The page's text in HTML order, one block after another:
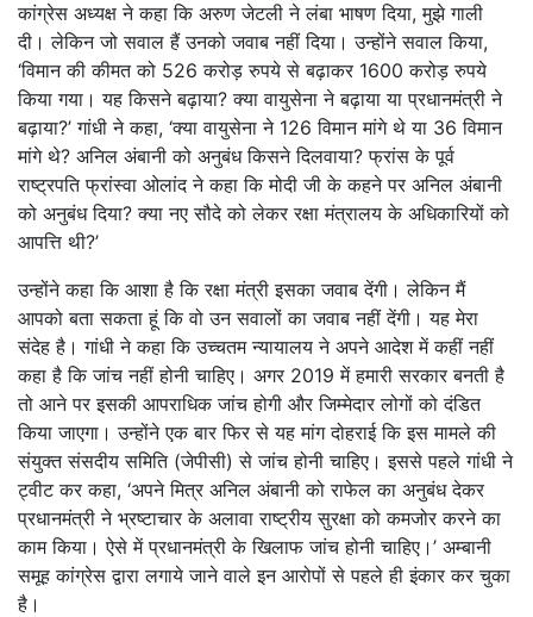
कांग्रेस अध्यक्ष ने कहा कि अरुण जेटली ने लंबा भाषण दिया, मुझे गाली
दी। लेकिन जो सवाल हैं उनको जवाब नहीं दिया। उन्होंने सवाल किया,
‘विमान की कीमत को 526 करोड़ रुपये से बढ़ाकर 1600 करोड़ रुपये
किया गया। यह किसने बढ़ाया? क्या वायुसेना ने बढ़ाया या प्रधानमंत्री ने
बढ़ाया?’ गांधी ने कहा, ‘क्या वायुसेना ने 126 विमान मांगे थे या 36 विमान
मांगे थे? अनिल अंबानी को अनुबंध किसने दिलवाया? फ्रांस के पूर्व
राष्ट्रपति फ्रांस्वा ओलांद ने कहा कि मोदी जी के कहने पर अनिल अंबानी
को अनुबंध दिया? क्या नए सौदे को लेकर रक्षा मंत्रालय के अधिकारियों को
आपत्ति थी?’
उन्होंने कहा कि आशा है कि रक्षा मंत्री इसका जवाब देंगी। लेकिन मैं
आपको बता सकता हूं कि वो उन सवालों का जवाब नहीं देंगी। यह मेरा
संदेह है। गांधी ने कहा कि उच्चतम न्यायालय ने अपने आदेश में कहीं नहीं
कहा है कि जांच नहीं होनी चाहिए। अगर 2019 में हमारी सरकार बनती है
तो आने पर इसकी आपराधिक जांच होगी और जिम्मेदार लोगों को दंडित
किया जाएगा। उन्होंने एक बार फिर से यह मांग दोहराई कि इस मामले की
संयुक्त संसदीय समिति (जेपीसी) से जांच होनी चाहिए। इससे पहले गांधी ने
ट्वीट कर कहा, ‘अपने मित्र अनिल अंबानी को राफेल का अनुबंध देकर
प्रधानमंत्री ने भ्रष्टाचार के अलावा राष्ट्रीय सुरक्षा को कमजोर करने का
काम किया। ऐसे में प्रधानमंत्री के खिलाफ जांच होनी चाहिए।’ अम्बानी
समूह कांग्रेस द्वारा लगाये जाने वाले इन आरोपों से पहले ही इंकार कर चुका
है।